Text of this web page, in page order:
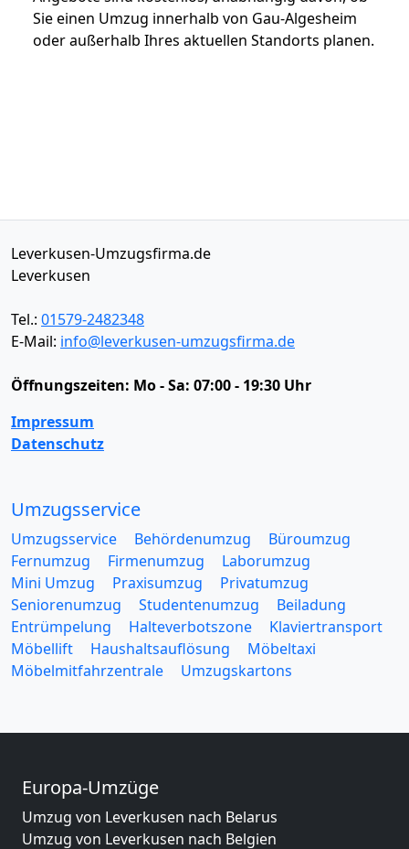
Sie einen Umzug innerhalb von Gau-Algesheim
oder außerhalb Ihres aktuellen Standorts planen.
Leverkusen-Umzugsfirma.de
Leverkusen
Tel.: 01579-2482348
E-Mail: info@leverkusen-umzugsfirma.de
Öffnungszeiten: Mo - Sa: 07:00 - 19:30 Uhr
Impressum
Datenschutz
Umzugsservice
Umzugsservice Behördenumzug
Büroumzug
Fernumzug
Firmenumzug
Laborumzug
Mini Umzug
Praxisumzug
Privatumzug
Seniorenumzug
Studentenumzug
Beiladung
Entrümpelung
Halteverbotszone
Klaviertransport
Möbellift
Haushaltsauflösung
Möbeltaxi
Möbelmitfahrzentrale
Umzugskartons
Europa-Umzüge
Umzug von Leverkusen nach Belarus
Umzug von Leverkusen nach Belgien